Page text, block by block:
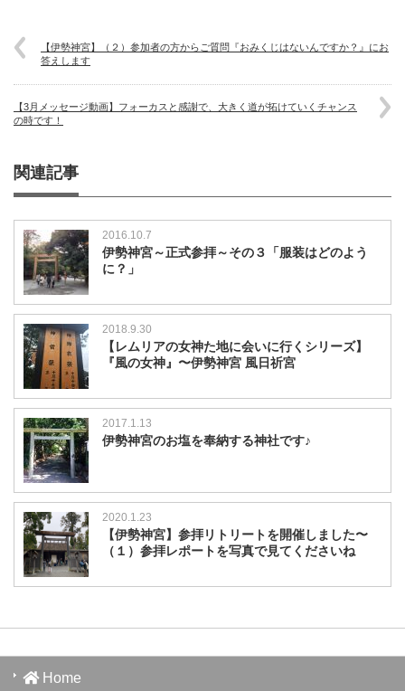
【伊勢神宮】（２）参加者の方からご質問『おみくじはないんですか？』にお
答えします
【3月メッセージ動画】フォーカスと感謝で、大きく道が拓けていくチャンス
の時です！
関連記事
2016.10.7
伊勢神宮～正式参拝～その３「服装はどのよう
に？」
2018.9.30
【レムリアの女神た地に会いに行くシリーズ】
『風の女神』〜伊勢神宮 風日祈宮
2017.1.13
伊勢神宮のお塩を奉納する神社です♪
2020.1.23
【伊勢神宮】参拝リトリートを開催しました〜
（１）参拝レポートを写真で見てくださいね
Home